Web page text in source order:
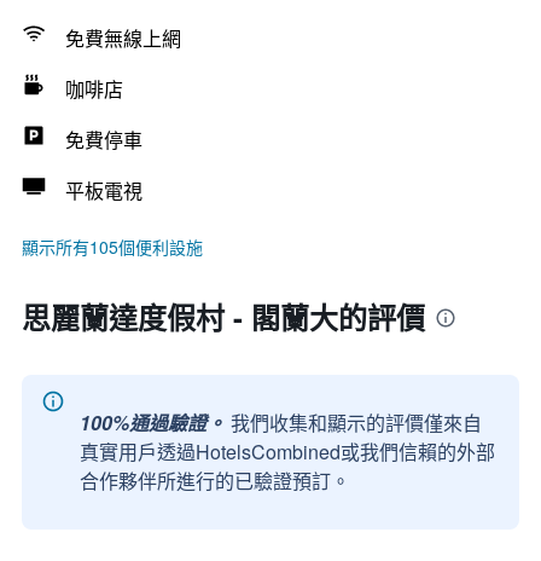
免費無線上網
咖啡店
免費停車
平板電視
顯示所有105個便利設施
思麗蘭達度假村 - 閣蘭大的評價
100%通過驗證。 我們收集和顯示的評價僅來自
真實用戶透過HotelsCombined或我們信賴的外部
合作夥伴所進行的已驗證預訂。